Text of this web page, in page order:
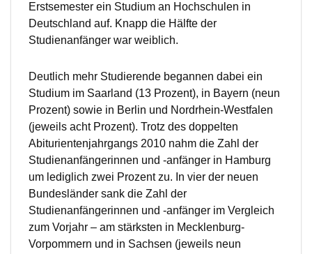
Erstsemester ein Studium an Hochschulen in
Deutschland auf. Knapp die Hälfte der
Studienanfänger war weiblich.
Deutlich mehr Studierende begannen dabei ein
Studium im Saarland (13 Prozent), in Bayern (neun
Prozent) sowie in Berlin und Nordrhein-Westfalen
(jeweils acht Prozent). Trotz des doppelten
Abiturientenjahrgangs 2010 nahm die Zahl der
Studienanfängerinnen und -anfänger in Hamburg
um lediglich zwei Prozent zu. In vier der neuen
Bundesländer sank die Zahl der
Studienanfängerinnen und -anfänger im Vergleich
zum Vorjahr – am stärksten in Mecklenburg-
Vorpommern und in Sachsen (jeweils neun